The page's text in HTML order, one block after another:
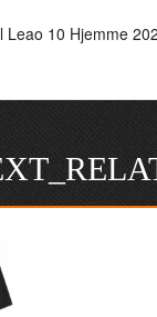
Leao 10 Hjemme